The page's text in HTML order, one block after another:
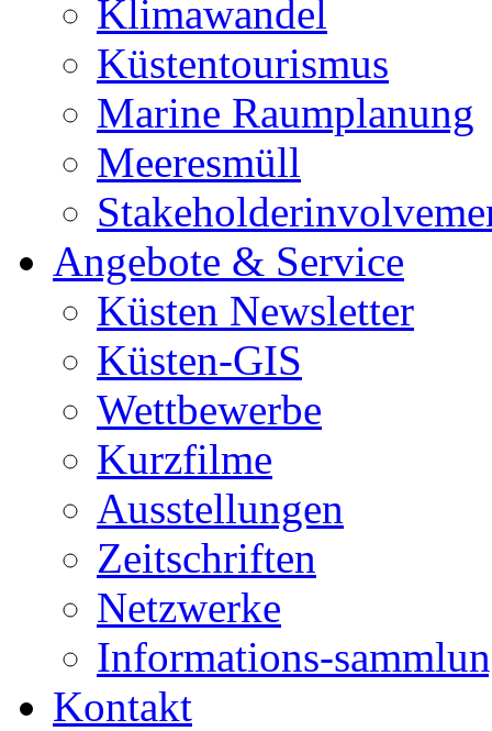
Klimawandel
Küstentourismus
Marine Raumplanung
Meeresmüll
Angebote & Service
Küsten Newsletter
Küsten-GIS
Wettbewerbe
Kurzfilme
Ausstellungen
Zeitschriften
Netzwerke
Informations-
Kontakt